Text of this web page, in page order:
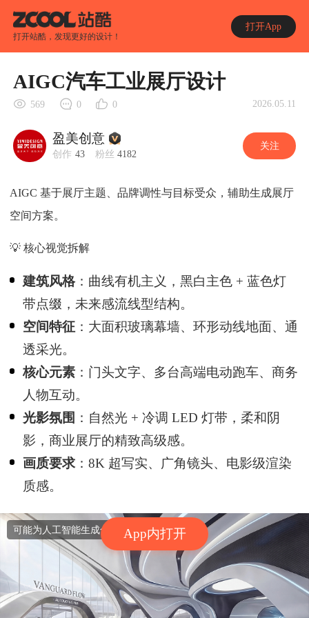
打开站酷，发现更好的设计！
打开App
App内打开
AIGC汽车工业展厅设计
569 0 0 2026.05.11
盈美创意
创作 43 粉丝 4182
关注
AIGC 基于展厅主题、品牌调性与目标受众，辅助生成展厅
空间方案。
💡 核心视觉拆解
建筑风格：曲线有机主义，黑白主色 + 蓝色灯
带点缀，未来感流线型结构。
空间特征 ：大面积玻璃幕墙、环形动线地面、通
透采光。
核心元素 ：门头文字、多台高端电动跑车、商务
人物互动。
光影氛围 ：自然光 + 冷调 LED 灯带，柔和阴
影，商业展厅的精致高级感。
画质要求 ：8K 超写实、广角镜头、电影级渲染
质感。
可能为人工智能生成合成